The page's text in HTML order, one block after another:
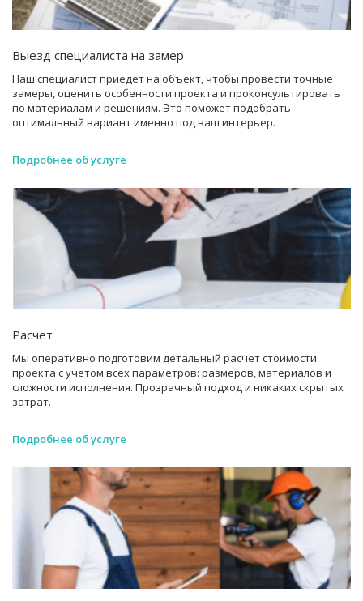
(для компенсационного зазора).
Выезд специалиста на замер
Наш специалист приедет на объект, чтобы провести точные
замеры, оценить особенности проекта и проконсультировать
по материалам и решениям. Это поможет подобрать
оптимальный вариант именно под ваш интерьер.
Подробнее об услуге
Расчет
Мы оперативно подготовим детальный расчет стоимости
проекта с учетом всех параметров: размеров, материалов и
сложности исполнения. Прозрачный подход и никаких скрытых
затрат.
Подробнее об услуге